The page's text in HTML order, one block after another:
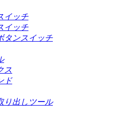
イッチ
イッチ
タンスイッチ
ス
ド
り出しツール